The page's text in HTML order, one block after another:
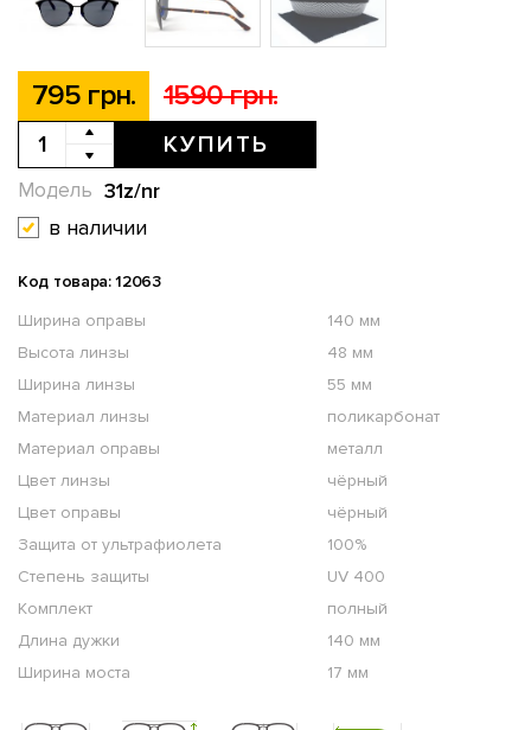
795 грн. 1590 грн.
КУПИТЬ
31z/nr
Модель
в наличии
Код товара: 12063
Ширина оправы
140 мм
Высота линзы
48 мм
Ширина линзы
55 мм
Материал линзы
поликарбонат
Материал оправы
металл
Цвет линзы
чёрный
Цвет оправы
чёрный
Защита от ультрафиолета
100%
Степень защиты
UV 400
Комплект
полный
Длина дужки
140 мм
Ширина моста
17 мм